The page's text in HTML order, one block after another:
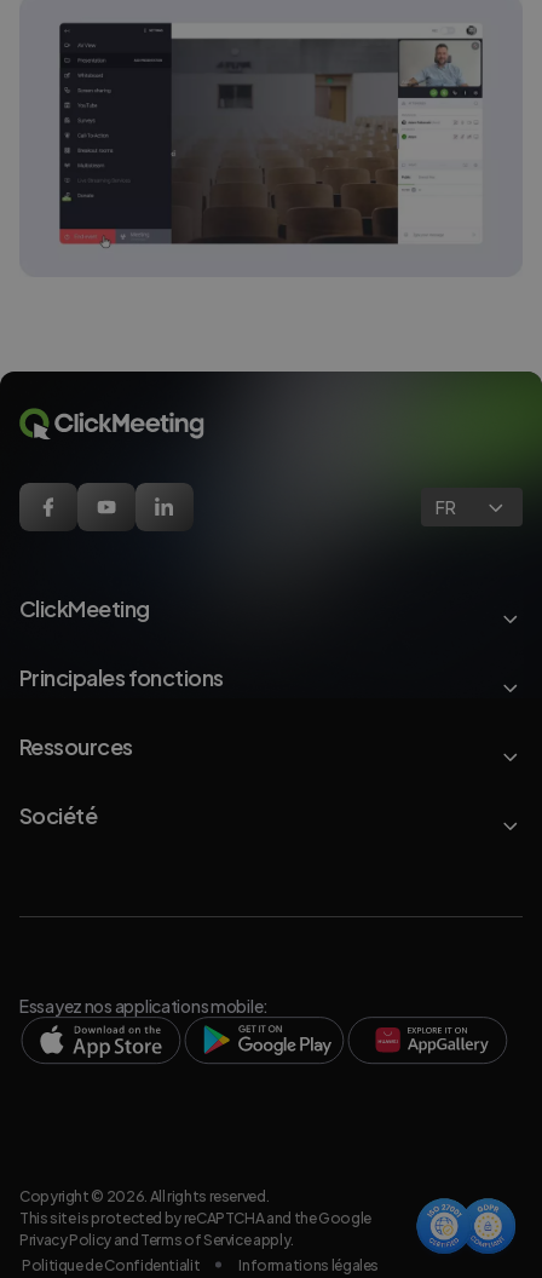
FR
ClickMeeting
Principales fonctions
Ressources
Société
Essayez nos applications mobile:
Copyright © 2026. All rights reserved.
This site is protected by reCAPTCHA and the Google
Privacy Policyand Terms of Serviceapply.
Politique de Confidentialit
Informations légales